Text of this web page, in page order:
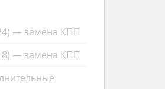
— замена КПП
— замена КПП